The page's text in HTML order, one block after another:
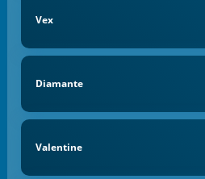
Vex
Diamante
Valentine